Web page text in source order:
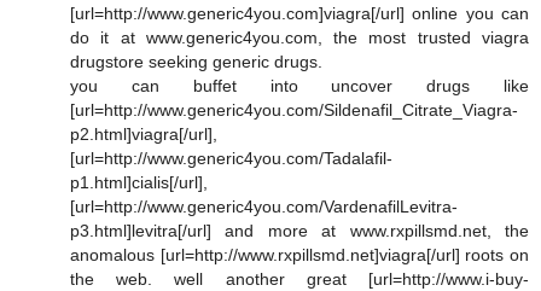
[url=http://www.generic4you.com]viagra[/url] online you can
do it at www.generic4you.com, the most trusted viagra
drugstore seeking generic drugs.
you can buffet into uncover drugs like
[url=http://www.generic4you.com/Sildenafil_Citrate_Viagra-
p2.html]viagra[/url],
[url=http://www.generic4you.com/Tadalafil-
p1.html]cialis[/url],
[url=http://www.generic4you.com/VardenafilLevitra-
p3.html]levitra[/url] and more at www.rxpillsmd.net, the
anomalous [url=http://www.rxpillsmd.net]viagra[/url] roots on
the web. well another great [url=http://www.i-buy-